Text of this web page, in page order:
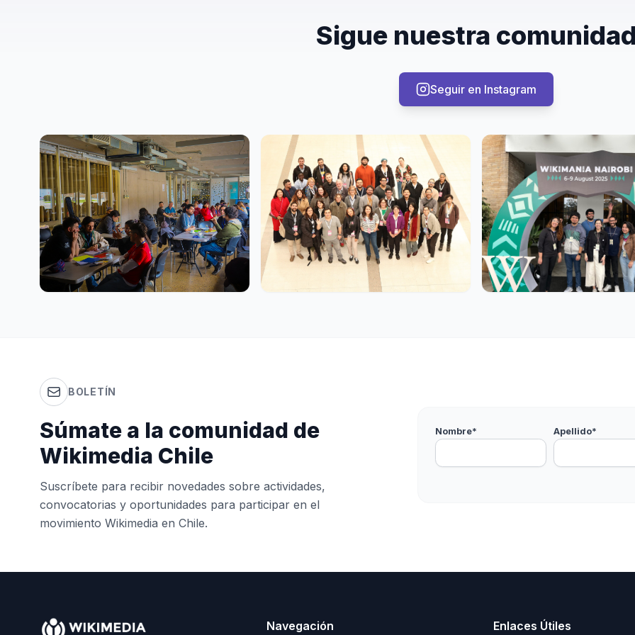
Sigue nuestra
Seguir en Instagram
BOLETÍN
Súmate a la comunidad de
Wikimedia Chile
Suscríbete para recibir novedades sobre actividades,
convocatorias y oportunidades para participar en el
movimiento Wikimedia en Chile.
Nombre* Apellido*
Navegación Enlaces Útiles